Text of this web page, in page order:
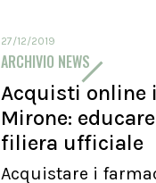
27/12/2019
ARCHIVIO NEWS
Acquisti online
Mirone:
filiera ufficiale
Acquistare i